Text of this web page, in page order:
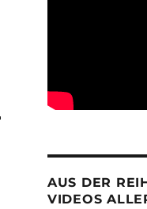
AUS DER
VIDEOS